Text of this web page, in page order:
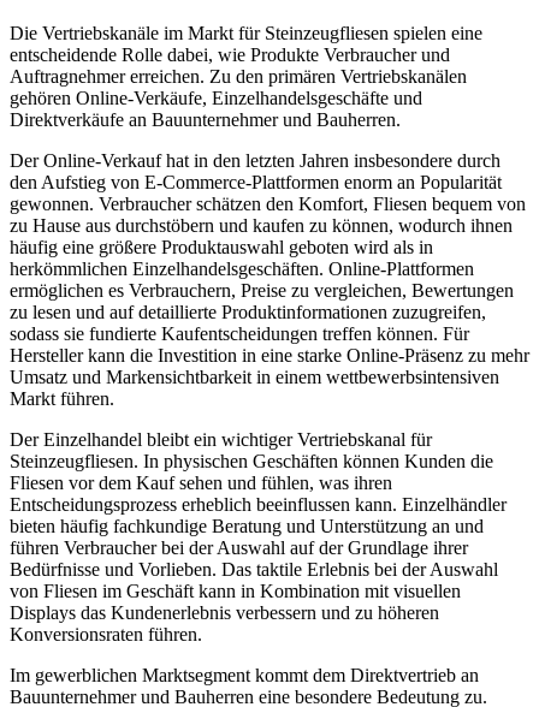
Die Vertriebskanäle im Markt für Steinzeugfliesen spielen eine
entscheidende Rolle dabei, wie Produkte Verbraucher und
Auftragnehmer erreichen. Zu den primären Vertriebskanälen
gehören Online-Verkäufe, Einzelhandelsgeschäfte und
Direktverkäufe an Bauunternehmer und Bauherren.
Der Online-Verkauf hat in den letzten Jahren insbesondere durch
den Aufstieg von E-Commerce-Plattformen enorm an Popularität
gewonnen. Verbraucher schätzen den Komfort, Fliesen bequem von
zu Hause aus durchstöbern und kaufen zu können, wodurch ihnen
häufig eine größere Produktauswahl geboten wird als in
herkömmlichen Einzelhandelsgeschäften. Online-Plattformen
ermöglichen es Verbrauchern, Preise zu vergleichen, Bewertungen
zu lesen und auf detaillierte Produktinformationen zuzugreifen,
sodass sie fundierte Kaufentscheidungen treffen können. Für
Hersteller kann die Investition in eine starke Online-Präsenz zu mehr
Umsatz und Markensichtbarkeit in einem wettbewerbsintensiven
Markt führen.
Der Einzelhandel bleibt ein wichtiger Vertriebskanal für
Steinzeugfliesen. In physischen Geschäften können Kunden die
Fliesen vor dem Kauf sehen und fühlen, was ihren
Entscheidungsprozess erheblich beeinflussen kann. Einzelhändler
bieten häufig fachkundige Beratung und Unterstützung an und
führen Verbraucher bei der Auswahl auf der Grundlage ihrer
Bedürfnisse und Vorlieben. Das taktile Erlebnis bei der Auswahl
von Fliesen im Geschäft kann in Kombination mit visuellen
Displays das Kundenerlebnis verbessern und zu höheren
Konversionsraten führen.
Im gewerblichen Marktsegment kommt dem Direktvertrieb an
Bauunternehmer und Bauherren eine besondere Bedeutung zu.